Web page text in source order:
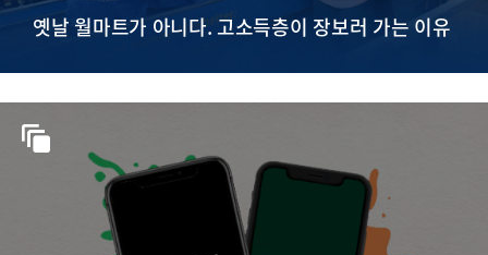
옛날 월마트가 아니다. 고소득층이 장보러 가는 이유